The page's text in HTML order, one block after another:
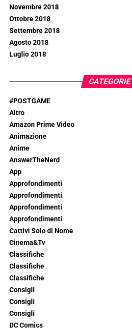
Novembre 2018
Ottobre 2018
Settembre 2018
Agosto 2018
Luglio 2018
CATEGORIE
#POSTGAME
Altro
Amazon Prime Video
Animazione
Anime
AnswerTheNerd
App
Approfondimenti
Approfondimenti
Approfondimenti
Approfondimenti
Cattivi Solo di Nome
Cinema&Tv
Classifiche
Classifiche
Classifiche
Consigli
Consigli
Consigli
DC Comics